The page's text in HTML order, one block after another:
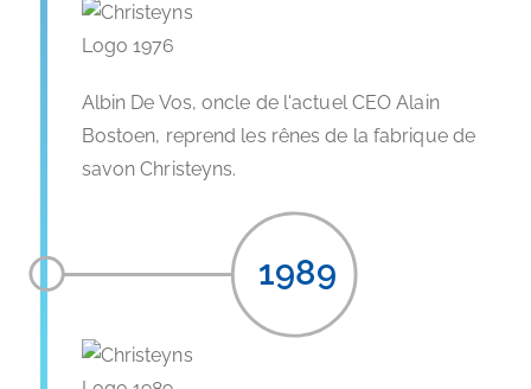
Albin De Vos, oncle de l'actuel CEO Alain
Bostoen, reprend les rênes de la fabrique de
savon Christeyns.
1989